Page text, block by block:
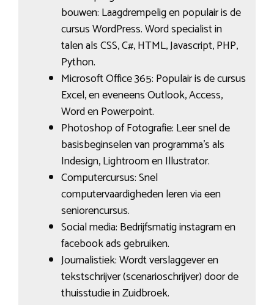
bouwen: Laagdrempelig en populair is de
cursus WordPress. Word specialist in
talen als CSS, C#, HTML, Javascript, PHP,
Python.
Microsoft Office 365: Populair is de cursus
Excel, en eveneens Outlook, Access,
Word en Powerpoint.
Photoshop of Fotografie: Leer snel de
basisbeginselen van programma’s als
Indesign, Lightroom en Illustrator.
Computercursus: Snel
computervaardigheden leren via een
seniorencursus.
Social media: Bedrijfsmatig instagram en
facebook ads gebruiken.
Journalistiek: Wordt verslaggever en
tekstschrijver (scenarioschrijver) door de
thuisstudie in Zuidbroek.